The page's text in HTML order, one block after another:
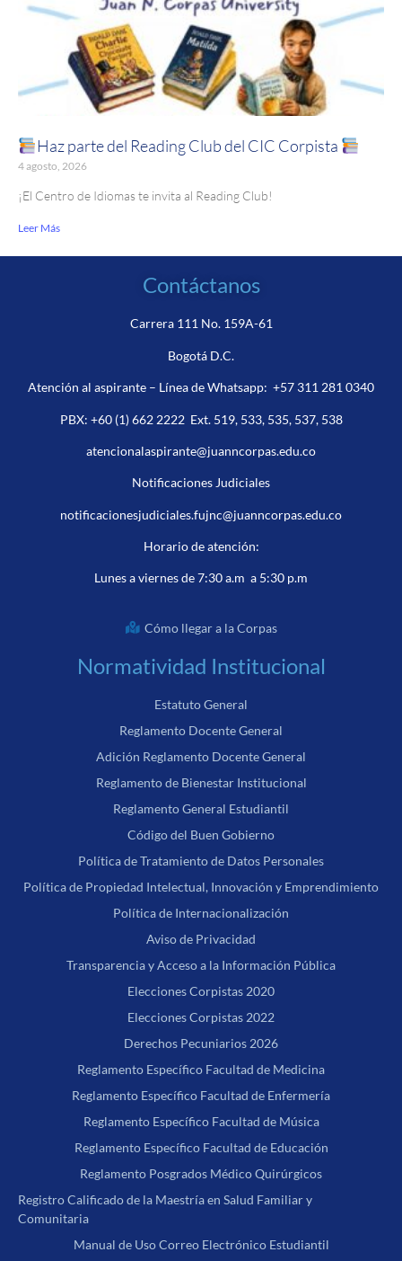
Haz parte del Reading Club del CIC Corpista
4 agosto, 2026
¡El Centro de Idiomas te invita al Reading Club!
Leer Más
Contáctanos
Carrera 111 No. 159A-61
Bogotá D.C.
Atención al aspirante – Línea de Whatsapp: +57 311 281 0340
PBX: +60 (1) 662 2222Ext. 519, 533, 535, 537, 538
atencionalaspirante@juanncorpas.edu.co
Notificaciones Judiciales
notificacionesjudiciales.fujnc@juanncorpas.edu.co
Horario de atención:
Lunes a viernes de 7:30 a.m a 5:30 p.m
Cómo llegar a la Corpas
Normatividad Institucional
Estatuto General
Reglamento Docente General
Adición Reglamento Docente General
Reglamento de Bienestar Institucional
Reglamento General Estudiantil
Código del Buen Gobierno
Política de Tratamiento de Datos Personales
Política de Propiedad Intelectual, Innovación y Emprendimiento
Política de Internacionalización
Aviso de Privacidad
Transparencia y Acceso a la Información Pública
Elecciones Corpistas 2020
Elecciones Corpistas 2022
Derechos Pecuniarios 2026
Reglamento Específico Facultad de Medicina
Reglamento Específico Facultad de Enfermería
Reglamento Específico Facultad de Música
Reglamento Específico Facultad de Educación
Reglamento Posgrados Médico Quirúrgicos
Registro Calificado de la Maestría en Salud Familiar y
Comunitaria
Manual de Uso Correo Electrónico Estudiantil